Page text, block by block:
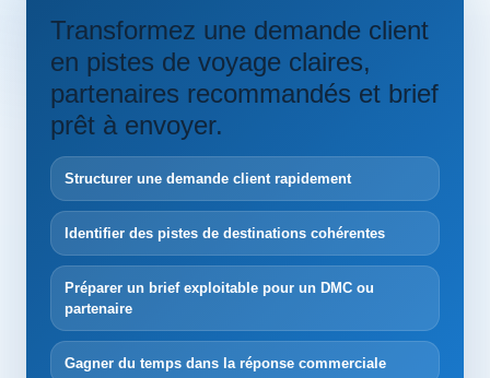
Transformez une demande client
en pistes de voyage claires,
partenaires recommandés et brief
prêt à envoyer.
Structurer une demande client rapidement
Identifier des pistes de destinations cohérentes
Préparer un brief exploitable pour un DMC ou
partenaire
Gagner du temps dans la réponse commerciale